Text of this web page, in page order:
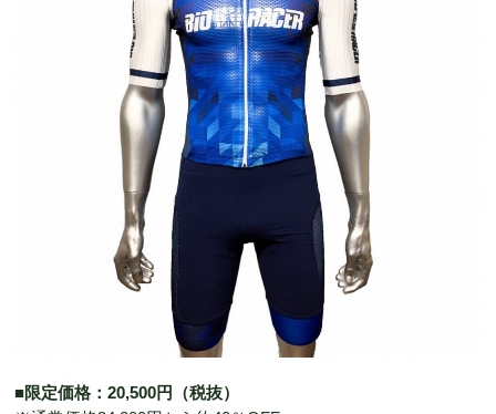
■限定価格：20,500円（税抜）